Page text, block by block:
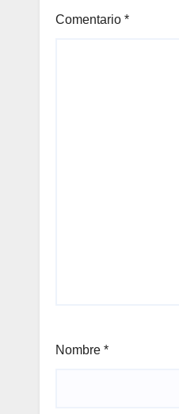
Comentario *
Nombre *